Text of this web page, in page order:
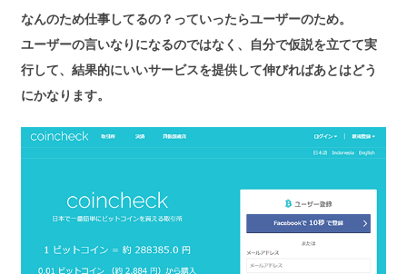
なんのため仕事してるの？っていったらユーザーのため。
ユーザーの言いなりになるのではなく、自分で仮説を立てて実
行して、結果的にいいサービスを提供して伸びればあとはどう
にかなります。